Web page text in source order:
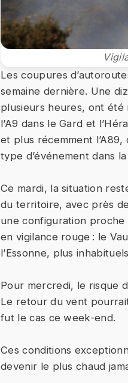
Les coupures
semaine dernière. Une
plusieurs heures, ont
l’A9 dans le Gard et
et plus récemment
type d’événement dans
Ce mardi, la situation
du territoire, avec près
une configuration
en vigilance rouge : le
l’Essonne, plus
Pour mercredi, le risque
Le retour du vent
fut le cas ce week-end.
Ces conditions
devenir le plus chaud